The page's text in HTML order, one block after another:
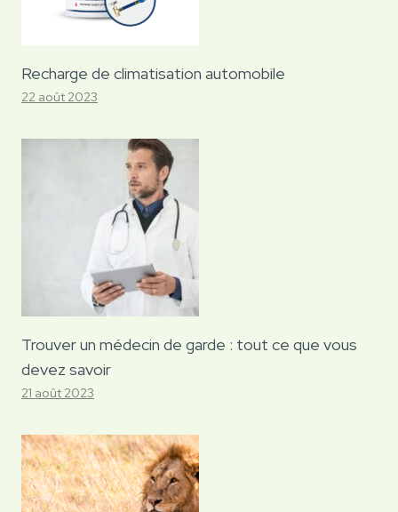
Recharge de climatisation automobile
22 août 2023
Trouver un médecin de garde : tout ce que vous
devez savoir
21 août 2023